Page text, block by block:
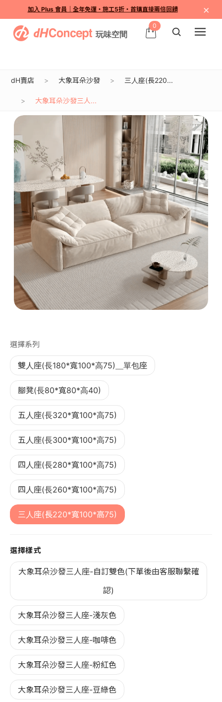
加入 Plus 會員｜全年免運・施工5折・首購直接兩倍回饋 ×
0
dH賣店 大象耳朵沙發 三人座(長220...
大象耳朵沙發三人...
選擇系列
雙人座(長180*寬100*高75)＿單包座
腳凳(長80*寬80*高40)
五人座(長320*寬100*高75)
五人座(長300*寬100*高75)
四人座(長280*寬100*高75)
四人座(長260*寬100*高75)
三人座(長220*寬100*高75)
選擇樣式
大象耳朵沙發三人座-自訂雙色(下單後由客服聯繫確
認)
大象耳朵沙發三人座-淺灰色
大象耳朵沙發三人座-咖啡色
大象耳朵沙發三人座-粉紅色
大象耳朵沙發三人座-豆綠色